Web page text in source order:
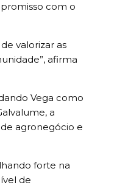
com o
valorizar as
afirma
Vega como
a
agronegócio e
forte na
de